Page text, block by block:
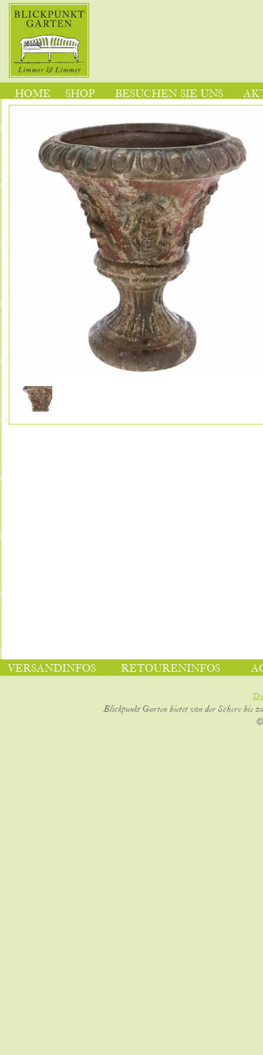
HOME SHOP BESUCHEN SIE UNS
VERSANDINFOS RETOURENINFOS
Blickpunkt Garten bietet von der Schere bis